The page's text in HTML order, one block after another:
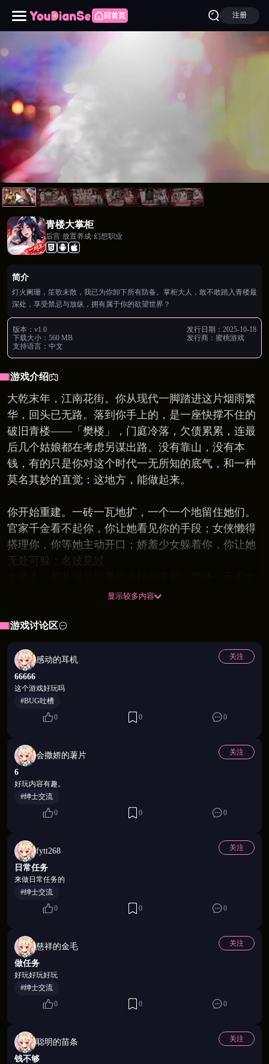
回首页 注册
青楼大掌柜
后宫·放置养成·幻想职业
简介
灯火阑珊，笙歌未散，我已为你卸下所有防备。掌柜大人，敢不敢踏入青楼最
深处，享受禁忌与放纵，拥有属于你的欲望世界？
版本： v1.0
下载大小： 560 MB
支持语言： 中文
发行日期： 2025-10-18
发行商： 蜜桃游戏
游戏介绍
大乾末年，江南花街。你从现代一脚踏进这片烟雨繁
华，回头已无路。落到你手上的，是一座快撑不住的
破旧青楼——「樊楼」，门庭冷落，欠债累累，连最
后几个姑娘都在考虑另谋出路。没有靠山，没有本
钱，有的只是你对这个时代一无所知的底气，和一种
莫名其妙的直觉：这地方，能做起来。
你开始重建。一砖一瓦地扩，一个一个地留住她们。
官家千金看不起你，你让她看见你的手段；女侠懒得
搭理你，你等她主动开口；娇羞少女躲着你，你让她
无处可躲；名妓见过
了，来的人越来越多，她们靠你越来越近——夜幕之
🌺 从烂摊子到江南第一楼
没有人是天生的掌柜。从一间漏风的客房开始，层层
扩建——酒肆、茶坊、戏台、华阁，每一笔钱花在哪
里、名声怎么经营、人脉如何盘活，都是你的事。管
得好，夜夜爆满；管不好，姑娘们会第一个给你脸色
看。支持挂机托管，离线也有收益进账。
显示较多内容
游戏讨论区
感动的耳机 关注
66666
这个游戏好玩吗
#BUG吐槽
0
0 0
会撒娇的薯片 关注
6
好玩内容有趣。
#绅士交流
0
0 0
fytt268 关注
日常任务
来做日常任务的
#绅士交流
0
0 0
慈祥的金毛 关注
做任务
好玩好玩好玩
#绅士交流
0
0 0
聪明的苗条 关注
钱不够